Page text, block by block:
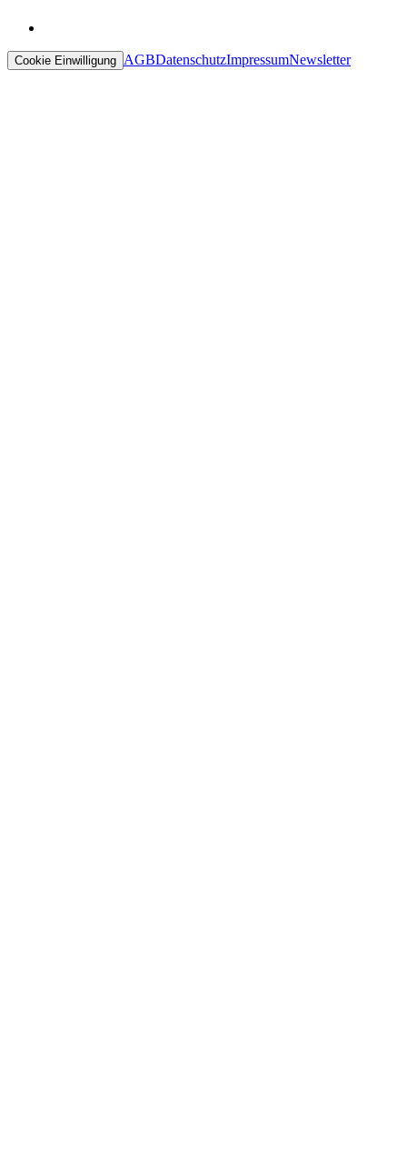
Cookie Einwilligung AGBDatenschutzImpressumNewsletter